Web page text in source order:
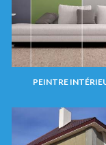
PEINTRE